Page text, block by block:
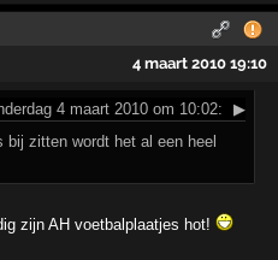
4 maart 2010 19:10
4 maart 2010 om 10:02:
▶
zitten wordt het al een heel
zijn AH voetbalplaatjes hot!